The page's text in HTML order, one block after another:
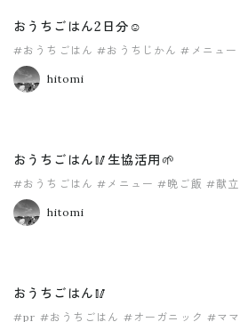
おうちごはん2日分☺️
#おうちごはん #おうちじかん #メニュー
hitomi
おうちごはん🥢生協活用🌱
#おうちごはん #メニュー #晩ご飯 #献立
hitomi
おうちごはん🥢
#pr #おうちごはん #オーガニック #ママ